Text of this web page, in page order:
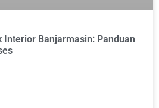
Interior Banjarmasin: Panduan